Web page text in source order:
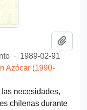
· 1989-02-91
Azócar (1990-
necesidades,
chilenas durante